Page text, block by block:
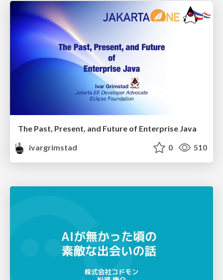
The Past, Present, and Future of Enterprise Java
ivargrimstad
0 510